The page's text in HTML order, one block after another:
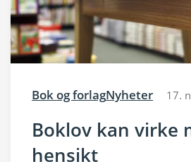
Bok og forlagNyheter 17.
Boklov kan virke
hensikt